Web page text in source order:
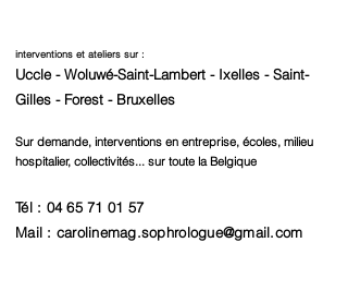
interventions et ateliers sur :
Uccle - Woluwé-Saint-Lambert - Ixelles - Saint-
Gilles - Forest - Bruxelles
Sur demande, interventions en entreprise, écoles, milieu
hospitalier, collectivités... sur toute la Belgique
Tél : 04 65 71 01 57
Mail : carolinemag.sophrologue@gmail.com